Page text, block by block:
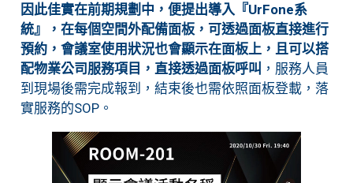
因此佳實在前期規劃中，便提出導入『UrFone系
統』，在每個空間外配備面板，可透過面板直接進行
預約，會議室使用狀況也會顯示在面板上，且可以搭
配物業公司服務項目，直接透過面板呼叫 ，服務人員
到現場後需完成報到，結束後也需依照面板登載，落
實服務的SOP。